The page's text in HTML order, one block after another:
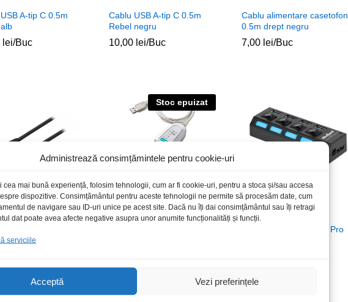
Administrează consimțămintele pentru cookie-uri
cea mai bună experiență, folosim tehnologii, cum ar fi cookie-uri, pentru a stoca și/sau accesa
dispozitive. Consimțământul pentru aceste tehnologii ne permite să procesăm date, cum
de navigare sau ID-uri unice pe acest site. Dacă nu îți dai consimțământul sau îți retragi
dat poate avea afecte negative asupra unor anumite funcționalități și funcții.
serviciile
Acceptă Vezi preferințele
A-tip C 0.5m
lei/Buc
lei
Cablu USB A-tip C 0.5m
Rebel negru
10,00 lei/Buc
10,00 lei
Cablu alimentare casetofon
0.5m drept negru
7,00 lei/Buc
7,00 lei
Rean
Stoc epuizat
HUB USB 3.0 4p Quer Pro